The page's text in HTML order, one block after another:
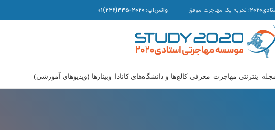
تجربه یک مهاجرت موفق واتس‌اپ: ۲۰۲۰-۳۳۵(۲۳۶)۱+
اینترنتی مهاجرت معرفی کالج‌ها و دانشگاه‌های کانادا وبینارها (ویدیوهای آموزشی)